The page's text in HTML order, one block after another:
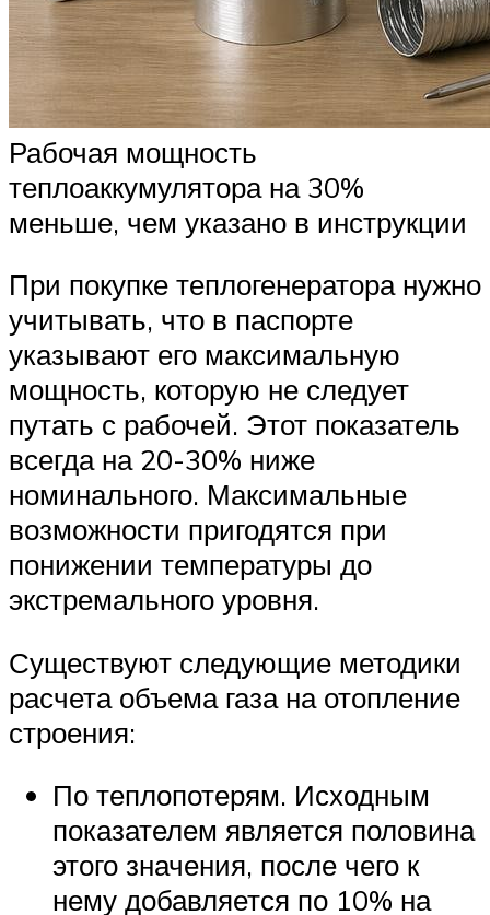
Рабочая мощность
теплоаккумулятора на 30%
меньше, чем указано в инструкции
При покупке теплогенератора нужно
учитывать, что в паспорте
указывают его максимальную
мощность, которую не следует
путать с рабочей. Этот показатель
всегда на 20-30% ниже
номинального. Максимальные
возможности пригодятся при
понижении температуры до
экстремального уровня.
Существуют следующие методики
расчета объема газа на отопление
строения:
По теплопотерям. Исходным
показателем является половина
этого значения, после чего к
нему добавляется по 10% на